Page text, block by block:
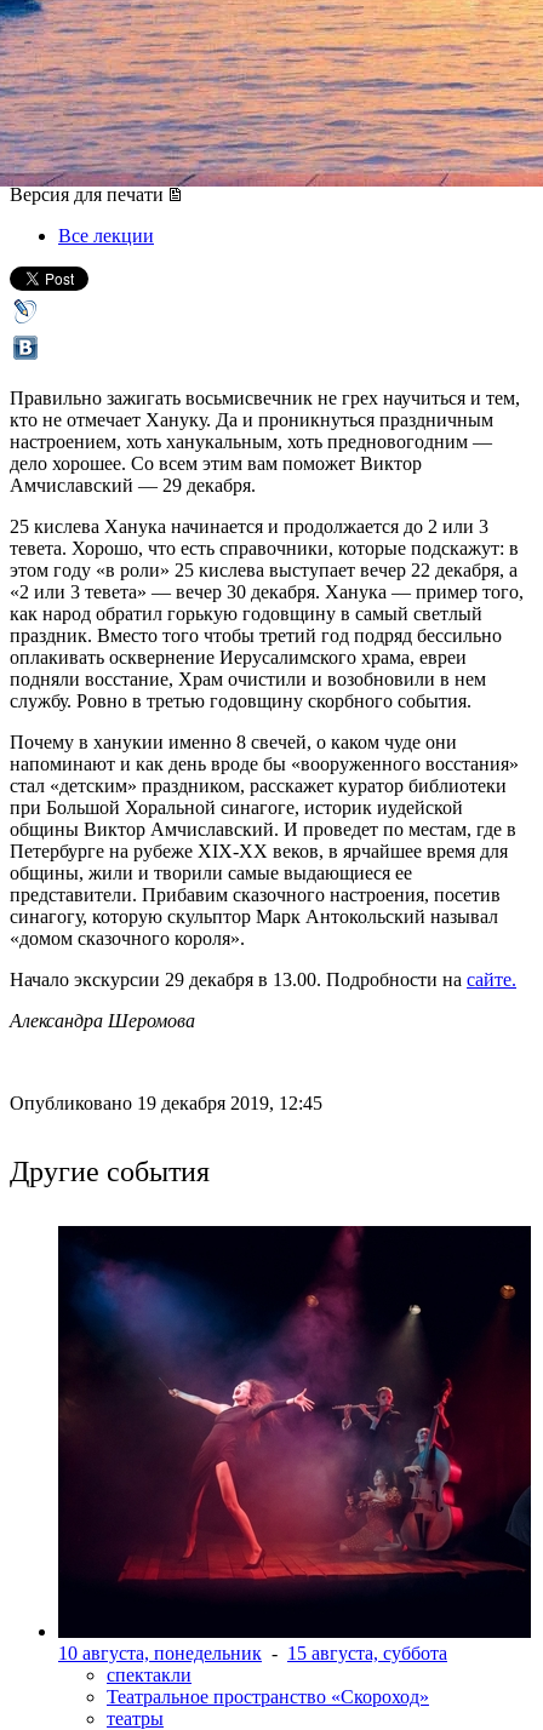
ДК Лурье проведет по
еврейскому Петербургу
накануне Хануки
29 декабря 2019, воскресенье,13.00
Версия для печати
Все лекции
Правильно зажигать восьмисвечник не грех научиться и тем,
кто не отмечает Хануку. Да и проникнуться праздничным
настроением, хоть ханукальным, хоть предновогодним —
дело хорошее. Со всем этим вам поможет Виктор
Амчиславский — 29 декабря.
25 кислева Ханука начинается и продолжается до 2 или 3
тевета. Хорошо, что есть справочники, которые подскажут: в
этом году «в роли» 25 кислева выступает вечер 22 декабря, а
«2 или 3 тевета» — вечер 30 декабря. Ханука — пример того,
как народ обратил горькую годовщину в самый светлый
праздник. Вместо того чтобы третий год подряд бессильно
оплакивать осквернение Иерусалимского храма, евреи
подняли восстание, Храм очистили и возобновили в нем
службу. Ровно в третью годовщину скорбного события.
Почему в ханукии именно 8 свечей, о каком чуде они
напоминают и как день вроде бы «вооруженного восстания»
стал «детским» праздником, расскажет куратор библиотеки
при Большой Хоральной синагоге, историк иудейской
общины Виктор Амчиславский. И проведет по местам, где в
Петербурге на рубеже XIX-ХХ веков, в ярчайшее время для
общины, жили и творили самые выдающиеся ее
представители. Прибавим сказочного настроения, посетив
синагогу, которую скульптор Марк Антокольский называл
«домом сказочного короля».
Начало экскурсии 29 декабря в 13.00. Подробности на сайте.
Александра Шеромова
Опубликовано 19 декабря 2019, 12:45
Другие события
10 августа, понедельник - 15 августа, суббота
спектакли
Театральное пространство «Скороход»
театры